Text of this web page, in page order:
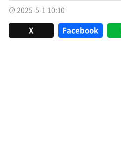
2025-5-1 10:10
X Facebook